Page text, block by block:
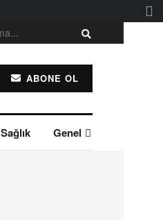
ABONE OL
Sağlık Genel